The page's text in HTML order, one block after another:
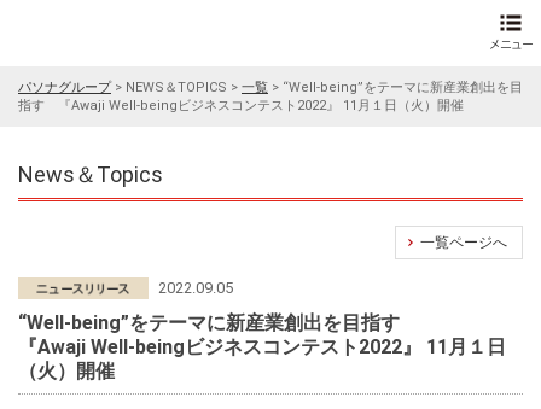
パソナグループ> NEWS＆TOPICS > 一覧 > “Well-being”をテーマに新産業創出を目
指す 『Awaji Well-beingビジネスコンテスト2022』 11月１日（火）開催
News＆Topics
一覧ページへ
2022.09.05
“Well-being”をテーマに新産業創出を目指す
『Awaji Well-beingビジネスコンテスト2022』 11月１日
（火）開催